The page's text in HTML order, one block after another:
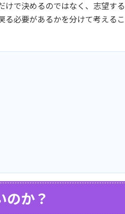
けで決めるのではなく、志望す
る必要があるかを分けて考える
のか？